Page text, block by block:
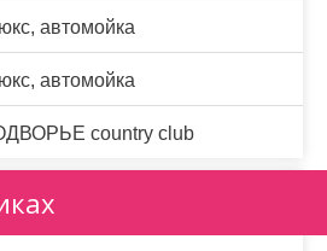
автомойка
автомойка
country club